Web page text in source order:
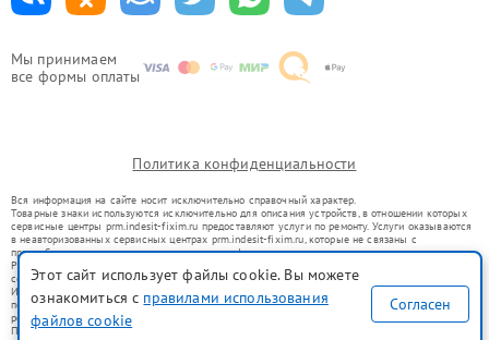
Мы принимаем
все формы оплаты
Политика конфиденциальности
Вся информация на сайте носит исключительно справочный характер.
Товарные знаки используются исключительно для описания устройств, в отношении которых
сервисные центры prm.indesit-fixim.ru предоставляют услуги по ремонту. Услуги оказываются
в неавторизованных сервисных центрах prm.indesit-fixim.ru, которые не связаны с
правообладателями товарных знаков или их официальными представителями.
Ремонт осуществляется для устройств, уже введенных в гражданский оборот в соответствии
со статьей 1487 ГК РФ.
Использование товарных знаков не преследует цели индивидуализации услуг или введения
потребителей в заблуждение, а служит для информирования о предоставляемых услугах по
ремонту техники указанных брендов.
Представленная на сайте информация не является публичной офертой, определяемой
Этот сайт использует файлы cookie. Вы можете
ознакомиться с правилами использования
файлов cookie
Согласен